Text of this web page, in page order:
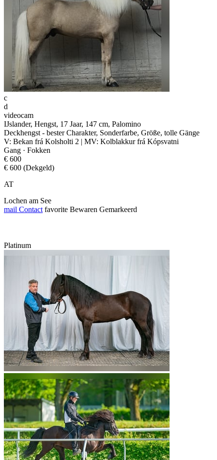
c
d
videocam
IJslander, Hengst, 17 Jaar, 147 cm, Palomino
Deckhengst - bester Charakter, Sonderfarbe, Größe, tolle Gänge
V: Bekan frá Kolsholti 2 | MV: Kolblakkur frá Kópsvatni
Gang · Fokken
€ 600
€ 600 (Dekgeld)
AT
Lochen am See
mail Contact favorite Bewaren Gemarkeerd
Platinum